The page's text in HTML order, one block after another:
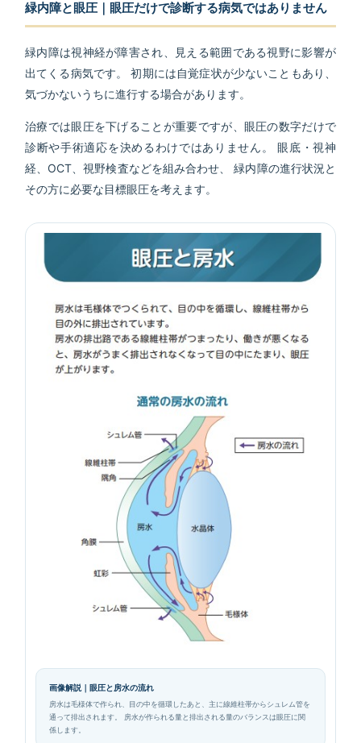
緑内障と眼圧｜眼圧だけで診断する病気ではありません
緑内障は視神経が障害され、見える範囲である視野に影響が
出てくる病気です。 初期には自覚症状が少ないこともあり、
気づかないうちに進行する場合があります。
治療では眼圧を下げることが重要ですが、眼圧の数字だけで
診断や手術適応を決めるわけではありません。 眼底・視神
経、OCT、視野検査などを組み合わせ、 緑内障の進行状況と
その方に必要な目標眼圧を考えます。
画像解説｜眼圧と房水の流れ
房水は毛様体で作られ、目の中を循環したあと、主に線維柱帯からシュレム管を
通って排出されます。 房水が作られる量と排出される量のバランスは眼圧に関
係します。